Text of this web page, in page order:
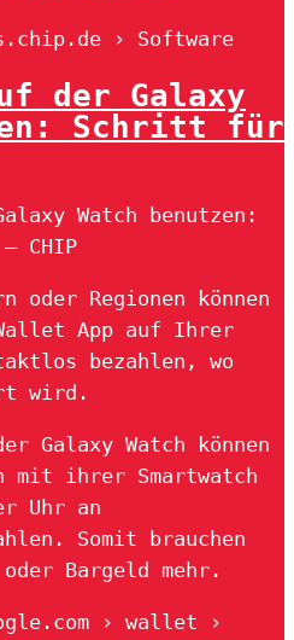
› Software
der Galaxy
Schritt für
Watch benutzen:
CHIP
oder Regionen können
App auf Ihrer
bezahlen, wo
wird.
Galaxy Watch können
mit ihrer Smartwatch
Uhr an
Somit brauchen
Bargeld mehr.
› wallet ›